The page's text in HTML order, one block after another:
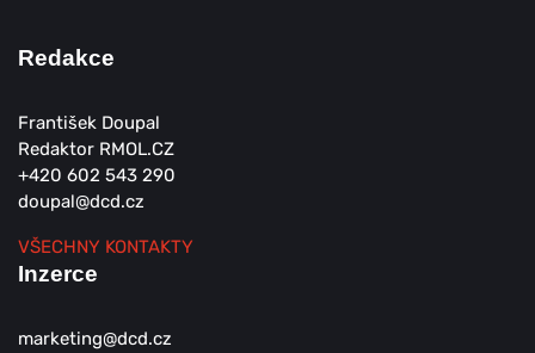
Redakce
František Doupal
Redaktor RMOL.CZ
+420 602 543 290
doupal@dcd.cz
VŠECHNY KONTAKTY
Inzerce
marketing@dcd.cz